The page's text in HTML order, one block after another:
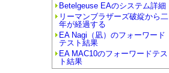
Betelgeuse EAのシステム詳細
リーマンブラザーズ破綻から二
年が経過する
EA Nagi（凪）のフォーワード
テスト結果
EA MAC10のフォーワードテス
ト結果